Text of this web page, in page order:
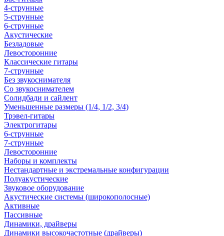
4-струнные
5-струнные
6-струнные
Акустические
Безладовые
Левосторонние
Классические гитары
7-струнные
Без звукоснимателя
Со звукоснимателем
Солидбади и сайлент
Уменьшенные размеры (1/4, 1/2, 3/4)
Трэвел-гитары
Электрогитары
6-струнные
7-струнные
Левосторонние
Наборы и комплекты
Нестандартные и экстремальные конфигурации
Полуакустические
Звуковое оборудование
Акустические системы (широкополосные)
Активные
Пассивные
Динамики, драйверы
Динамики высокочастотные (драйверы)